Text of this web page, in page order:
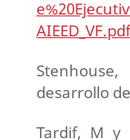
AIEED_VF.pdf
desarrollo
Tardif, M y